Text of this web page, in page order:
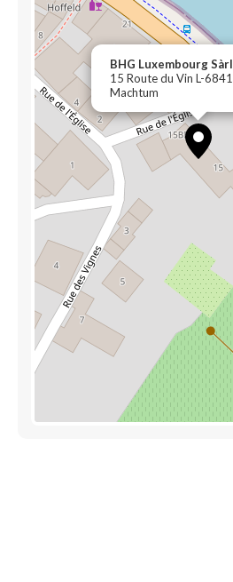
BHG Luxembourg Sàrl
15 Route du Vin L-6841
Machtum